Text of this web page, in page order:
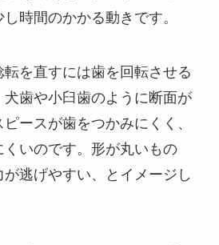
時間のかかる動きです。
を直すには歯を回転させる
歯や小臼歯のように断面が
ースが歯をつかみにくく、
くいのです。形が丸いもの
逃げやすい、とイメージし